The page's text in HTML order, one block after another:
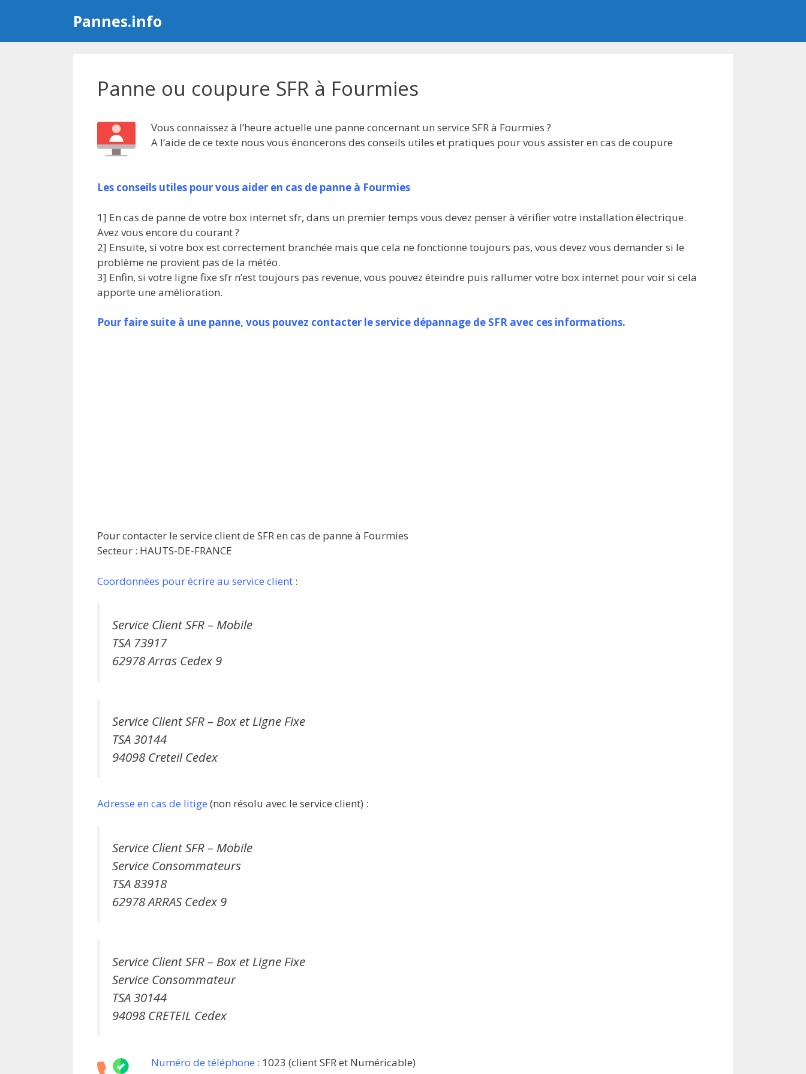
Pannes.info
Panne ou coupure SFR à Fourmies
Vous connaissez à l’heure actuelle une panne concernant un service SFR à Fourmies ?
A l’aide de ce texte nous vous énoncerons des conseils utiles et pratiques pour vous assister en cas de coupure
Les conseils utiles pour vous aider en cas de panne à Fourmies
1] En cas de panne de votre box internet sfr, dans un premier temps vous devez penser à vérifier votre installation électrique.
Avez vous encore du courant ?
2] Ensuite, si votre box est correctement branchée mais que cela ne fonctionne toujours pas, vous devez vous demander si le
problème ne provient pas de la météo.
3] Enfin, si votre ligne fixe sfr n’est toujours pas revenue, vous pouvez éteindre puis rallumer votre box internet pour voir si cela
apporte une amélioration.
Pour faire suite à une panne, vous pouvez contacter le service dépannage de SFR avec ces informations.
Pour contacter le service client de SFR en cas de panne à Fourmies
Secteur : HAUTS-DE-FRANCE
Coordonnées pour écrire au service client :
Service Client SFR – Mobile
TSA 73917
62978 Arras Cedex 9
Service Client SFR – Box et Ligne Fixe
TSA 30144
94098 Creteil Cedex
Adresse en cas de litige (non résolu avec le service client) :
Service Client SFR – Mobile
Service Consommateurs
TSA 83918
62978 ARRAS Cedex 9
Service Client SFR – Box et Ligne Fixe
Service Consommateur
TSA 30144
94098 CRETEIL Cedex
Numéro de téléphone : 1023 (client SFR et Numéricable)